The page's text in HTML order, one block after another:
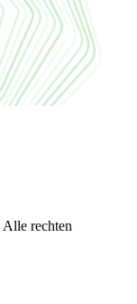
rechten